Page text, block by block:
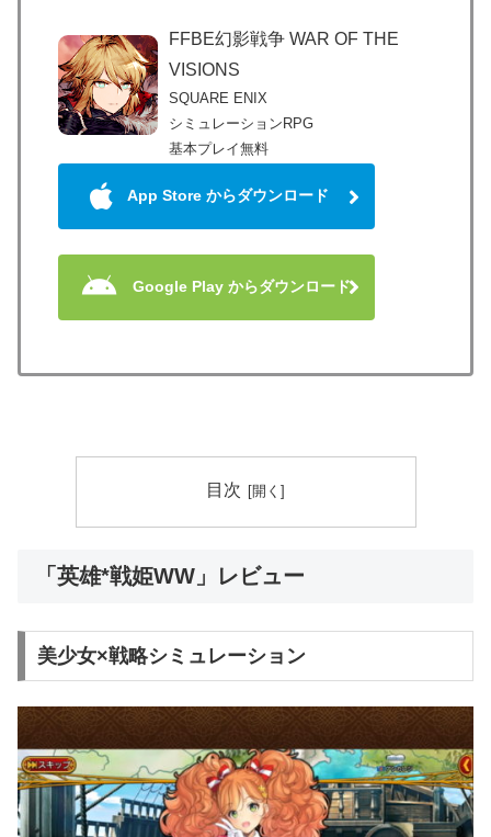
FFBE幻影戦争 WAR OF THE
VISIONS
SQUARE ENIX
シミュレーションRPG
基本プレイ無料
App Store からダウンロード
Google Play からダウンロード
目次
「英雄*戦姫WW」レビュー
美少女×戦略シミュレーション